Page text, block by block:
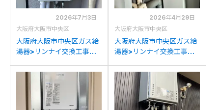
2026年7月3日
大阪府大阪市中央区
大阪府大阪市中央区ガス給
湯器>リンナイ交換工事施
らリンナイRUJ-
A2010W(A)への交換
2026年4月29日
大阪府大阪市中央区
大阪府大阪市中央区ガス給
湯器>リンナイ交換工事施
YV1621RQからリンナイ
RUJ-A1610T-L(A)への交
換